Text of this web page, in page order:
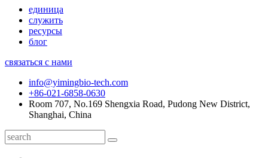
единица
служить
ресурсы
блог
связаться с нами
info@yimingbio-tech.com
+86-021-6858-0630
Room 707, No.169 Shengxia Road, Pudong New District,
Shanghai, China